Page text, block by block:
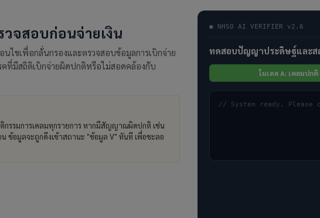
จสอบก่อนจ่ายเงิน
ไขเพื่อกลั่นกรองและตรวจสอบข้อมูลการเบิกจ่าย
คที่มีสถิติเบิกจ่ายผิดปกติหรือไม่สอดคล้องกับ
รรมการเคลมทุกรายการ หากมีสัญญาณผิดปกติ เช่น
ข้อมูลจะถูกดึงเข้าสถานะ "ข้อมูล V" ทันที เพื่อชะลอ
● NHSO AI VERIFIER v2.6
ทดสอบปัญญาประดิษฐ์และส
โมเดล A: เคลมปกติ
// System ready.